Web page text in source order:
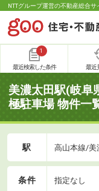
NTTグループ運営の不動産総合サ
1
最近検索した条件 最近
美濃太田駅(岐阜
極駐車場 物件一
駅 高山本線/美
条件 指定なし